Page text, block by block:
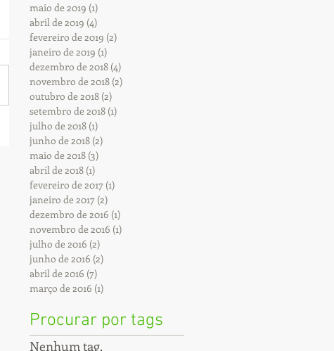
maio de 2019 (1)
abril de 2019 (4)
fevereiro de 2019 (2)
janeiro de 2019 (1)
dezembro de 2018 (4)
novembro de 2018 (2)
outubro de 2018 (2)
setembro de 2018 (1)
julho de 2018 (1)
junho de 2018 (2)
maio de 2018 (3)
abril de 2018 (1)
fevereiro de 2017 (1)
janeiro de 2017 (2)
dezembro de 2016 (1)
novembro de 2016 (1)
julho de 2016 (2)
junho de 2016 (2)
abril de 2016 (7)
março de 2016 (1)
Procurar por tags
Nenhum tag.